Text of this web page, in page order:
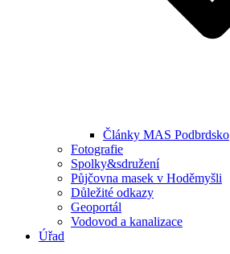
Články MAS Podbrdsko
Fotografie
Spolky&sdružení
Půjčovna masek v Hoděmyšli
Důležité odkazy
Geoportál
Vodovod a kanalizace
Úřad